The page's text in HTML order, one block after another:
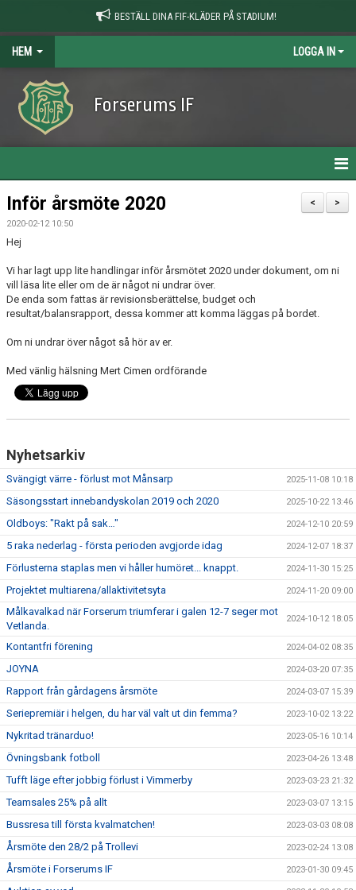
BESTÄLL DINA FIF-KLÄDER PÅ STADIUM!
HEM LOGGA IN
Forserums IF
HEM
NYHETER
OM KLUBBEN
KONTAKT
BILDGALLERI
DOKUMENT
VÅRA SPONSORER
>
<
Inför årsmöte 2020
2020-02-12 10:50
Hej
Vi har lagt upp lite handlingar inför årsmötet 2020 under dokument, om ni
vill läsa lite eller om de är något ni undrar över.
De enda som fattas är revisionsberättelse, budget och
resultat/balansrapport, dessa kommer att komma läggas på bordet.
Om ni undrar över något så hör av er.
Med vänlig hälsning Mert Cimen ordförande
Nyhetsarkiv
Svängigt värre - förlust mot Månsarp 2025-11-08 10:18
Säsongsstart innebandyskolan 2019 och 2020 2025-10-22 13:46
Oldboys: "Rakt på sak…" 2024-12-10 20:59
5 raka nederlag - första perioden avgjorde idag 2024-12-07 18:37
Förlusterna staplas men vi håller humöret... knappt. 2024-11-30 15:25
Projektet multiarena/allaktivitetsyta 2024-11-20 09:00
Målkavalkad när Forserum triumferar i galen 12-7 seger mot
Vetlanda.
2024-10-12 18:05
Kontantfri förening 2024-04-02 08:35
JOYNA 2024-03-20 07:35
Rapport från gårdagens årsmöte 2024-03-07 15:39
Seriepremiär i helgen, du har väl valt ut din femma? 2023-10-02 13:22
Nykritad tränarduo! 2023-05-16 10:14
Övningsbank fotboll 2023-04-26 13:48
Tufft läge efter jobbig förlust i Vimmerby 2023-03-23 21:32
Teamsales 25% på allt 2023-03-07 13:15
Bussresa till första kvalmatchen! 2023-03-03 08:08
Årsmöte den 28/2 på Trollevi 2023-02-24 13:08
Årsmöte i Forserums IF 2023-01-30 09:45